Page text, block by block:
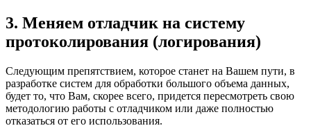
3. Меняем отладчик на систему
протоколирования (логирования)
Следующим препятствием, которое станет на Вашем пути, в
разработке систем для обработки большого объема данных,
будет то, что Вам, скорее всего, придется пересмотреть свою
методологию работы с отладчиком или даже полностью
отказаться от его использования.